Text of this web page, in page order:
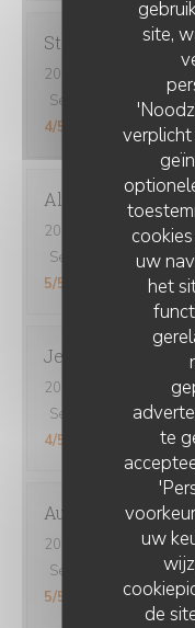
site,
uw
het
te
uw
de
Stéphanie V
2026-08-01
Service
Atmosfeer
4/5
Alexia
2026-08-04
- 12:30 -
Service
5/5
Jerome
2026-08-01
- 21:15 -
Service
4/5
Aurélie
2026-08-03
- 19:45 -
Service
5/5